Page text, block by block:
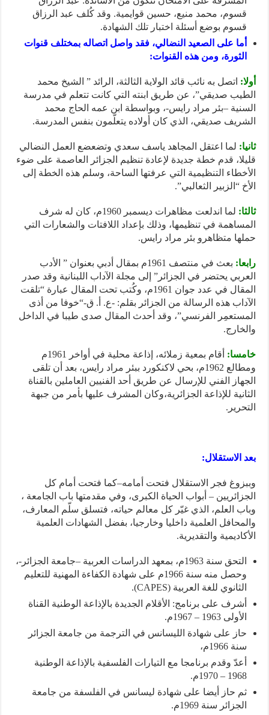
قسوم، محمد منيع، حسين قوايمية. وقد كُلف عبد الرزاق
قسوم بوضع أسئلة اختبار تلك الشهادة.
أما على الصعيد النضالي، فقد واصل اتصاله بمختلف قنوات
الثورة، ومن هذه القنوات:
أولا: اتصل به نائب قائد الولاية الثالثة، الرائد ” الشيخ محمد
الطيب صديقي”، عن طريق ابنته التي كانت تتعلم في مدرسة
السنية –بئر مراد رايس-، وبواسطة ابن عمه الحاج محمد
الشريف صديقي، الذي كان أولاده يتعلّمون بنفس المدرسة.
ثانيا: لما اعتقل المجاهد ياسف سعدي وتضعضع العمل النضالي
قليلا، قدم خطة جديدة لإعادة تنظيم الجزائر العاصمة على ضوء
الأخطاء التنظيمية التي عرفتها الساحة، وسلم هذه الخطة إلى
الأخ “الزبير الثعالبي”.
ثالثا:
لما اندلعت مظاهرات ديسمبر 1960م، كان له شرف
المساهمة في تنظيمها، وذلك بإعداد اللافتات والشعارات التي
حملها متظاهرو بئر مراد رايس.
رابعا:
بعث في منتصف 1961م بمقال أدبي بعنوان ” الأدب
العربي يحتضر في الجزائر” إلى مجلة الآداب اللبنانية وقد صدر
المقال في عدد جوان 1961م، وكُتب تحت المقال عبارة “تلقت
الآداب هذه الرسالة من الجزائر بقلم: -ع. أ. ق-“خوفا من أذى
المستعمِر الفرنسي”، وقد أحدث المقال صدى طيبا في الداخل
والخارج.
خامسا:
أقام بمعية زملائه، إذاعة محلية في أواخر 1961م
ومطالع 1962م، بحي لاكنكورد ببئر مراد رايس، بعد أن تلقى
الجهاز الفني للإرسال عن طريق أحد الفنيين العاملين بالقناة
الثانية للإذاعة الجزائرية،وكان المشرف عليها بأمر من جبهة
التحرير.
بعد الاستقلال:
وببزوغ فجر الاستقلال فتحت أمامه–كما فتحت أمام كل
الجزائريين – أبواب الحياة الكبرى، وفي مقدمتها باب الجامعة ،
وباب العلم، الذي غيّر كل معالم حياته، فتسلق سلّم المعارف،
والمحافل العلمية داخليا وخارجيا، بفضل الشهادات العلمية
الأكاديمية والتقديرية.
التحق سنة 1963م، بمعهد الدراسات العربية –جامعة الجزائر-،
وحصل منه سنة 1966م على شهادة الكفاءة المهنية للتعليم
الثانوي للغة العربية (CAPES).
أشرف على برنامج: الأقلام الجديدة بالإذاعة الوطنية القناة
الأولى 1963 – 1967م.
حاز على شهادة الليسانس في الترجمة من جامعة الجزائر
سنة 1966م،
أعدّ وقدم برنامجا مع التيارات الفلسفية بالإذاعة الوطنية
1968 – 1970م.
ثم حاز أيضا على شهادة ليسانس في الفلسفة من جامعة
الجزائر سنة 1969م.